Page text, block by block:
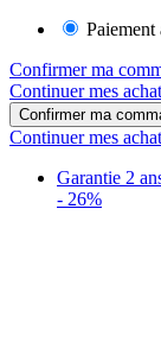
Paiement
Confirmer ma
Continuer mes
Confirmer ma
Continuer mes
Garantie 2
- 26%